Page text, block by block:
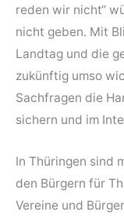
reden wir nicht“
nicht geben. Mit
Landtag und die
zukünftig umso
Sach­fragen die
sichern und im
In Thüringen sind
den Bürgern für
Vereine und